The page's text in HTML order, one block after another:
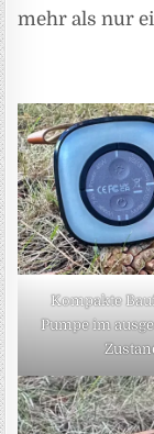
mehr als nur
Kompakte
Pumpe im